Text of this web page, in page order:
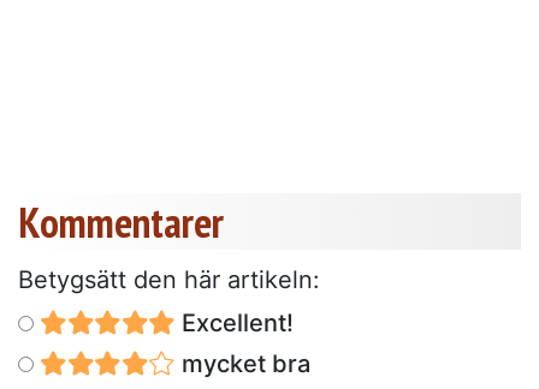
Kommentarer
Betygsätt den här artikeln:
Excellent!
mycket bra